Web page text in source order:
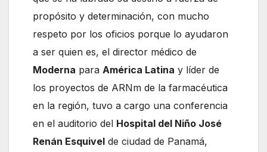
propósito y determinación, con mucho
respeto por los oficios porque lo ayudaron
a ser quien es, el director médico de
Moderna para América Latina y líder de
los proyectos de ARNm de la farmacéutica
en la región, tuvo a cargo una conferencia
en el auditorio del Hospital del Niño José
Renán Esquivel de ciudad de Panamá,